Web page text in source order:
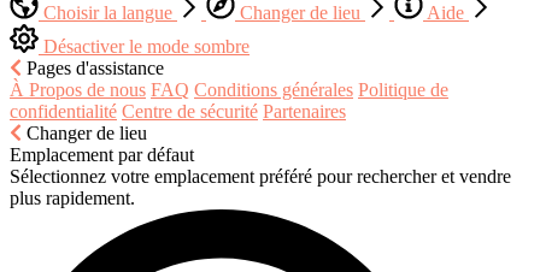
Choisir la langue
Changer de lieu
Aide
Désactiver le mode sombre
Pages d'assistance
À Propos de nous FAQ Conditions générales Politique de
confidentialité Centre de sécurité Partenaires
Changer de lieu
Emplacement par défaut
Sélectionnez votre emplacement préféré pour rechercher et vendre
plus rapidement.